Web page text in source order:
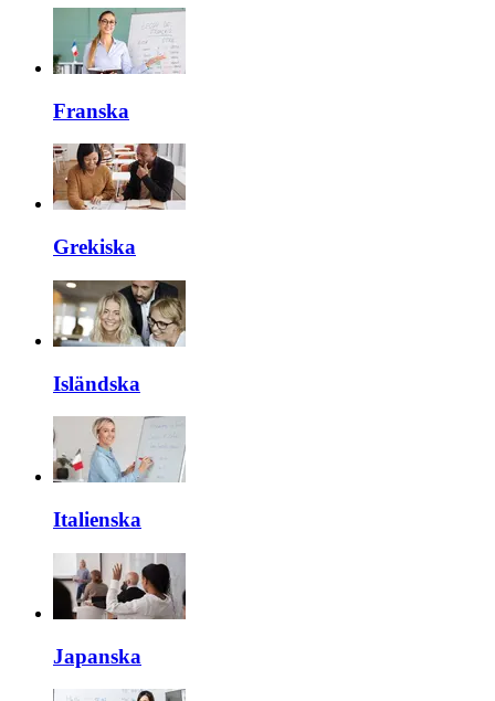
Franska
Grekiska
Isländska
Italienska
Japanska